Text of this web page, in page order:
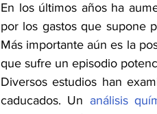
En los últimos años ha
por los gastos que supone
Más importante aún es la
que sufre un episodio
Diversos estudios han
caducados. Un análisis